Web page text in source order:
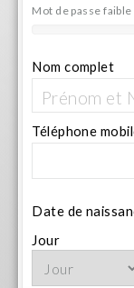
Mot de passe faible
Nom complet
Téléphone
Date de
Jour